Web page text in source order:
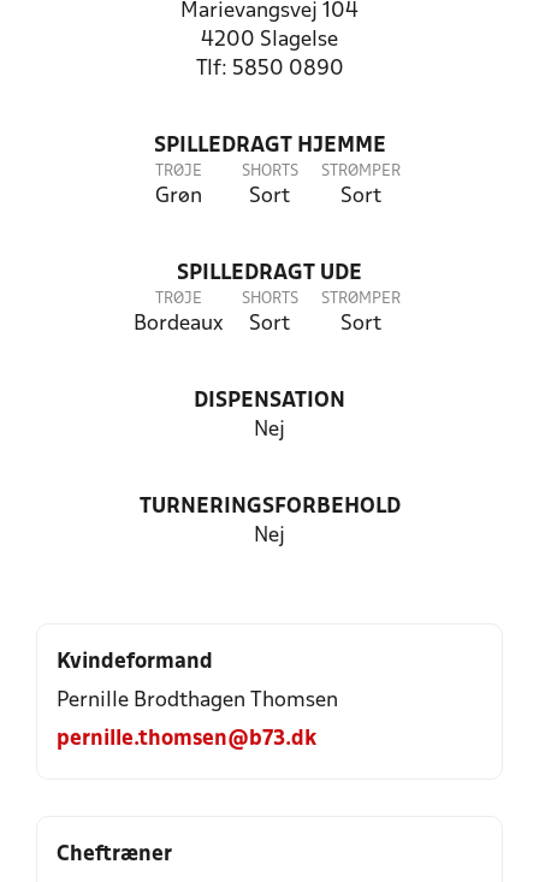
Marievangsvej 104
4200 Slagelse
Tlf: 5850 0890
SPILLEDRAGT HJEMME
TRØJE
Grøn
SHORTS
Sort
STRØMPER
Sort
SPILLEDRAGT UDE
TRØJE
Bordeaux
SHORTS
Sort
STRØMPER
Sort
DISPENSATION
Nej
TURNERINGSFORBEHOLD
Nej
Kvindeformand
Pernille Brodthagen Thomsen
pernille.thomsen@b73.dk
Cheftræner